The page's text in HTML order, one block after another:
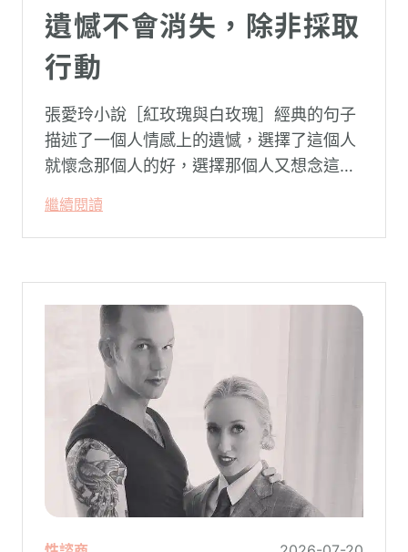
遺憾不會消失，除非採取
行動
張愛玲小說［紅玫瑰與白玫瑰］經典的句子
描述了一個人情感上的遺憾，選擇了這個人
就懷念那個人的好，選擇那個人又想念這個
繼續閱讀